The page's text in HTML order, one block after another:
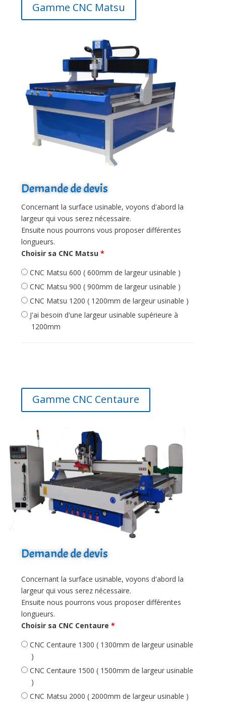
Gamme CNC Matsu
Demande de devis
Concernant la surface usinable, voyons d'abord la
largeur qui vous serez nécessaire.
Ensuite nous pourrons vous proposer différentes
longueurs.
Choisir sa CNC Matsu *
CNC Matsu 600 ( 600mm de largeur usinable )
CNC Matsu 900 ( 900mm de largeur usinable )
CNC Matsu 1200 ( 1200mm de largeur usinable )
J'ai besoin d'une largeur usinable supérieure à
1200mm
Gamme CNC Centaure
Demande de devis
Concernant la surface usinable, voyons d'abord la
largeur qui vous serez nécessaire.
Ensuite nous pourrons vous proposer différentes
longueurs.
Choisir sa CNC Centaure *
CNC Centaure 1300 ( 1300mm de largeur usinable
)
CNC Centaure 1500 ( 1500mm de largeur usinable
)
CNC Matsu 2000 ( 2000mm de largeur usinable )